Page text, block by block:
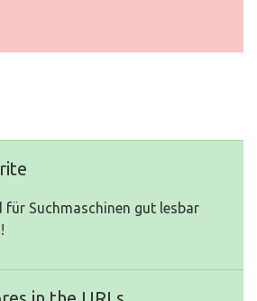
für Suchmaschinen gut lesbar